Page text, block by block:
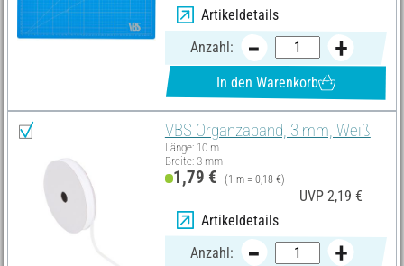
Artikeldetails
Anzahl:
In den Warenkorb
VBS Organzaband, 3 mm, Weiß
Länge: 10 m
Breite: 3 mm
1,79 € (1 m = 0,18 €)
UVP 2,19 €
Artikeldetails
Anzahl: